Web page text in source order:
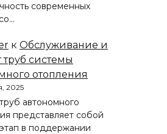
современных
к Обслуживание и
труб системы
отопления
2025
автономного
представляет собой
в поддержании